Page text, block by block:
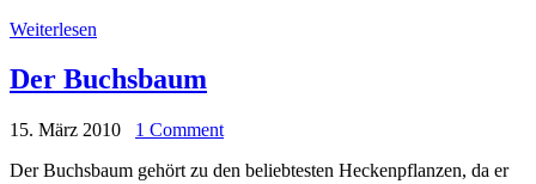
Weiterlesen
Der Buchsbaum
15. März 2010
1 Comment
Der Buchsbaum gehört zu den beliebtesten Heckenpflanzen, da er